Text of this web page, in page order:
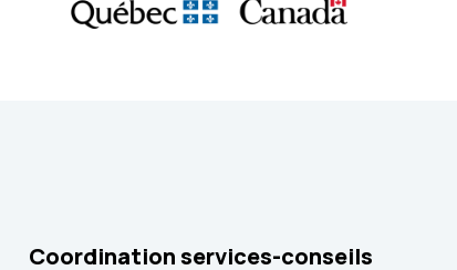
Coordination services-conseils